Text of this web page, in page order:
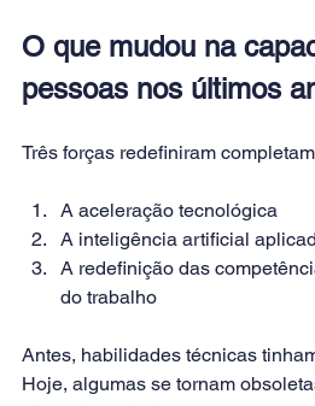
O que mudou na
pessoas nos últimos
Três forças redefiniram
A aceleração tecnológica
A inteligência artificial
A redefinição das
do trabalho
Antes, habilidades técnicas
Hoje, algumas se tornam